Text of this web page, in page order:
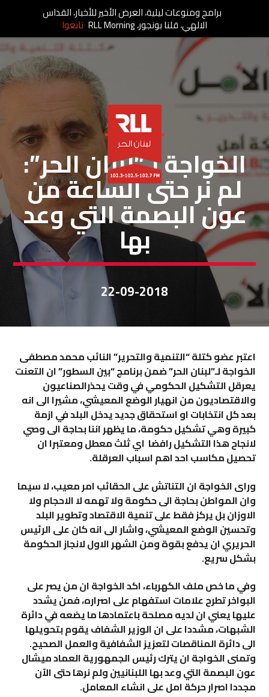
خاص لبنان الحر
الخواجة لـ”لبنان الحر”:
لم نر حتى الساعة من
عون البصمة التي وعد
بها
22-09-2018
اعتبر عضو كتلة “التنمية والتحرير” النائب محمد مصطفى
الخواجة لـ”لبنان الحر” ضمن برنامج “بين السطور” ان التعنت
يعرقل التشكيل الحكومي في وقت يحذرالصناعيون
والاقتصاديون من انهيار الوضع المعيشي، مشيرا الى انه
بعد كل انتخابات او استحقاق جديد يدخل البلد في ازمة
كبيرة وهي تشكيل حكومة، ما يظهر اننا بحاجة الى وصي
لانجاح هذا التشكيل رافضا اي ثلث معطل ومعتبرا ان
تحصيل مكاسب احد اهم اسباب العرقلة.
وراى الخواجة ان التناتش على الحقائب امر معيب، لا سيما
وان المواطن بحاجة الى حكومة ولا تهمه لا الاحجام ولا
الاوزان بل يركز فقط على تنمية الاقتصاد وتطوير البلد
وتحسين الوضع المعيشي، واشار الى انه كان على الرئيس
الحريري ان يدفع بقوة ومن الشهر الاول لانجاز الحكومة
بشكل سريع.
وفي ما خص ملف الكهرباء، اكد الخواجة ان من يصر على
البواخر تطرح علامات استفهام على اصراره، فمن يشدد
عليها يعني ان لديه مصلحة باعتمادها ما يضعه في دائرة
الشبهات، مشددا على ان الوزير الشفاف يقوم بتحويلها
الى دائرة المناقصات لتعزيز الشفافية والعمل الصحيح.
وتمنى الخواجة ان يترك رئيس الجمهورية العماد ميشال
عون البصمة التي وعد بها اللبنانيين ولم نرها حتى الآن
مجددا اصرار حركة امل على انشاء المعامل.
برامج ومنوعات ليلية، العرض الأخير للأخبار، القداس
الالهي، قلنا بونجور، RLL Morning تابعوا